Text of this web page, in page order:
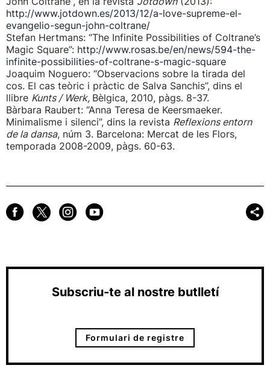
http://www.jotdown.es/2013/12/a-love-supreme-el-
evangelio-segun-john-coltrane/
Stefan Hertmans: “The Infinite Possibilities of Coltrane’s
Magic Square”: http://www.rosas.be/en/news/594-the-
infinite-possibilities-of-coltrane-s-magic-square
Joaquim Noguero: “Observacions sobre la tirada del
cos. El cas teòric i pràctic de Salva Sanchis”, dins el
llibre Kunts / Werk, Bèlgica, 2010, pàgs. 8-37.
Bàrbara Raubert: “Anna Teresa de Keersmaeker.
Minimalisme i silenci”, dins la revista Reflexions entorn
de la dansa, núm 3. Barcelona: Mercat de les Flors,
temporada 2008-2009, pàgs. 60-63.
Subscriu-te al nostre butlletí
Formulari de registre